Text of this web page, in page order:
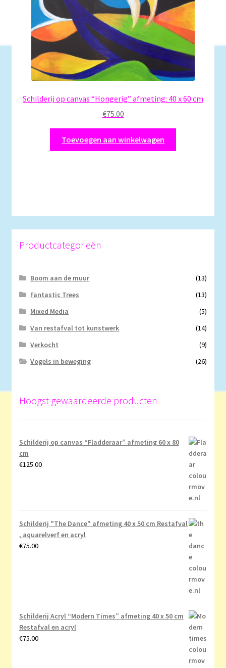
Schilderij op canvas “Hongerig” afmeting: 40 x 60 cm
€75.00
Toevoegen aan winkelwagen
Productcategorieën
Boom aan de muur
(13)
Fantastic Trees
(13)
Mixed Media
(5)
Van restafval tot kunstwerk
(14)
Verkocht
(9)
Vogels in beweging
(26)
Hoogst gewaardeerde producten
Schilderij op canvas “Fladderaar” afmeting 60 x 80
cm
€125.00
Schilderij "The Dance" afmeting 40 x 50 cm Restafval
, aquarelverf en acryl
€75.00
Schilderij Acryl “Modern Times” afmeting 40 x 50 cm
Restafval en acryl
€75.00